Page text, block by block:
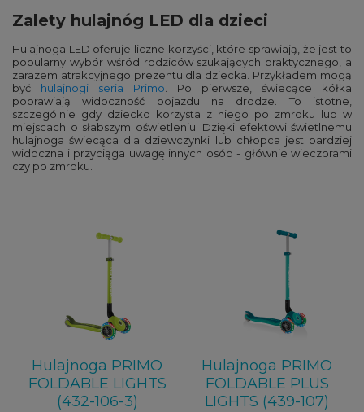
Zalety hulajnóg LED dla dzieci
Hulajnoga LED oferuje liczne korzyści, które sprawiają, że jest to
popularny wybór wśród rodziców szukających praktycznego, a
zarazem atrakcyjnego prezentu dla dziecka. Przykładem mogą
być hulajnogi seria Primo . Po pierwsze, świecące kółka
poprawiają widoczność pojazdu na drodze. To istotne,
szczególnie gdy dziecko korzysta z niego po zmroku lub w
miejscach o słabszym oświetleniu. Dzięki efektowi świetlnemu
hulajnoga świecąca dla dziewczynki lub chłopca jest bardziej
widoczna i przyciąga uwagę innych osób - głównie wieczorami
czy po zmroku.
Hulajnoga PRIMO
FOLDABLE LIGHTS
(432-106-3)
Hulajnoga PRIMO
FOLDABLE PLUS
LIGHTS (439-107)